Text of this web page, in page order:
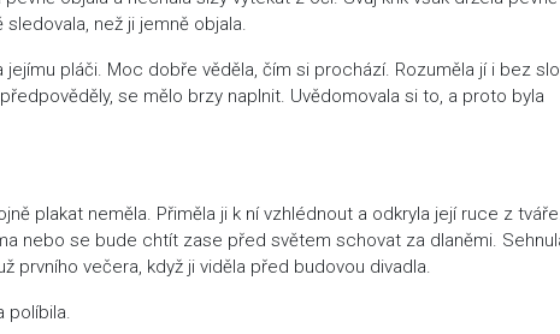
než ji jemně objala.
jejímu pláči. Moc dobře věděla, čím si prochází. Rozuměla jí i bez
se mělo brzy naplnit. Uvědomovala si to, a proto byla
plakat neměla. Přiměla ji k ní vzhlédnout a odkryla její ruce z
nebo se bude chtít zase před světem schovat za dlaněmi.
prvního večera, když ji viděla před budovou divadla.
políbila.